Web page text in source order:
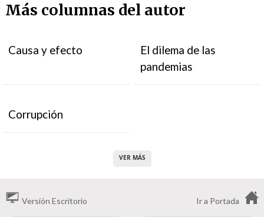
Más columnas del autor
Causa y efecto
El dilema de las
pandemias
Corrupción
VER MÁS
Versión Escritorio Ir a Portada